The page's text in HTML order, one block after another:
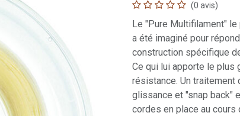
(0 avis)
Le "Pure Multifilament"
a été imaginé pour
construction spécifique
Ce qui lui apporte le plus
résistance. Un traitement
glissance et "snap back"
cordes en place au cours